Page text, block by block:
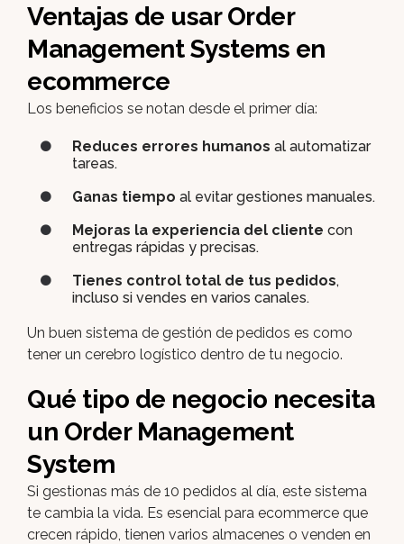
Ventajas de usar Order
Management Systems en
ecommerce
Los beneficios se notan desde el primer día:
Reduces errores humanos al automatizar
tareas.
Ganas tiempo al evitar gestiones manuales.
Mejoras la experiencia del cliente con
entregas rápidas y precisas.
Tienes control total de tus pedidos,
incluso si vendes en varios canales.
Un buen sistema de gestión de pedidos es como
tener un cerebro logístico dentro de tu negocio.
Qué tipo de negocio necesita
un Order Management
System
Si gestionas más de 10 pedidos al día, este sistema
te cambia la vida. Es esencial para ecommerce que
crecen rápido, tienen varios almacenes o venden en